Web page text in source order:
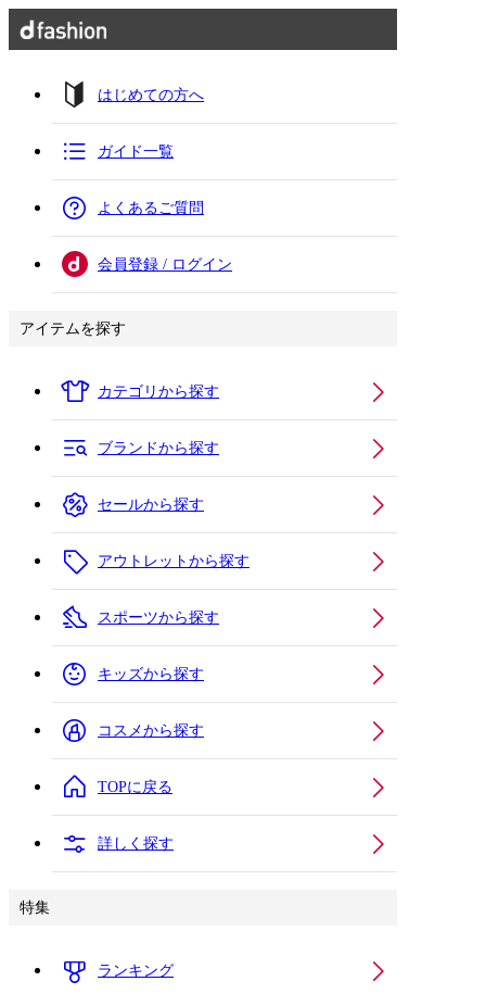
はじめての方へ
ガイド一覧
よくあるご質問
会員登録 / ログイン
アイテムを探す
カテゴリから探す
ブランドから探す
セールから探す
アウトレットから探す
スポーツから探す
キッズから探す
コスメから探す
TOPに戻る
詳しく探す
特集
ランキング